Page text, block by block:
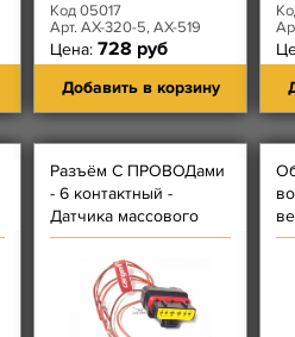
Код 05017
Арт. АХ-320-5, АХ-519
Цена: 728 руб
Добавить в корзину
Разъём С ПРОВОДами
- 6 контактный -
Датчика массового
расхода воздузха
20.3855-10